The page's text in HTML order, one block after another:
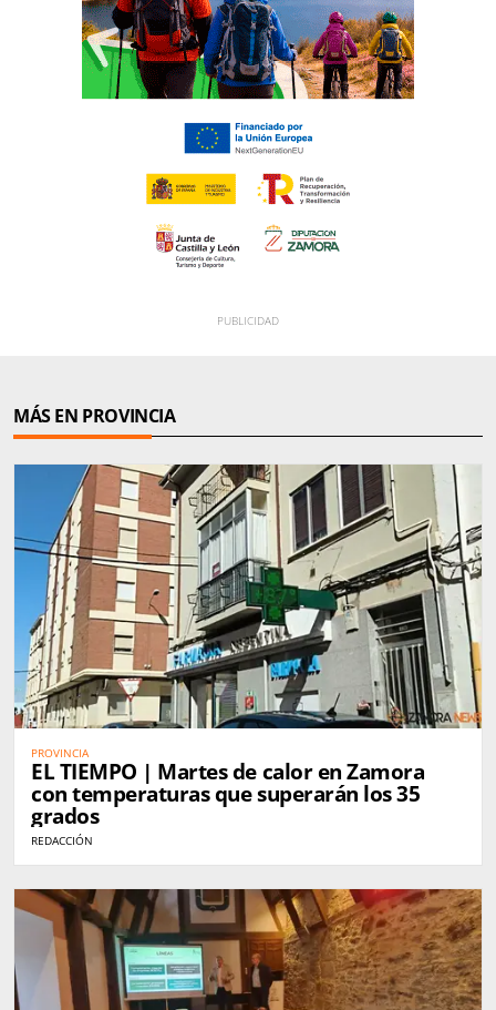
MÁS EN PROVINCIA
PROVINCIA
EL TIEMPO | Martes de calor en Zamora
con temperaturas que superarán los 35
grados
REDACCIÓN